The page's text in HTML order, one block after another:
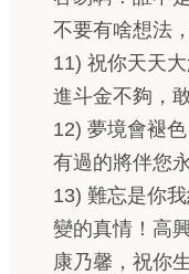
不要有啥想法
11) 祝你天天
進斗金不夠，
12) 夢境會褪
有過的將伴您
13) 難忘是你
變的真情！高
康乃馨，祝你